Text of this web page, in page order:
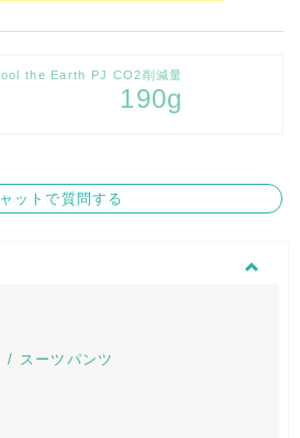
the Earth PJ CO2削減量
190g
ットで質問する
/ スーツパンツ